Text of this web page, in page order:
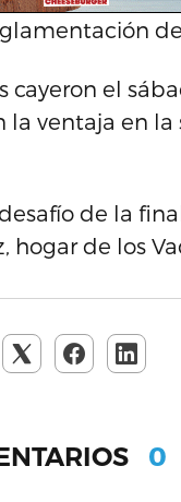
cayeron el
ventaja en la
de la
hogar de los
0